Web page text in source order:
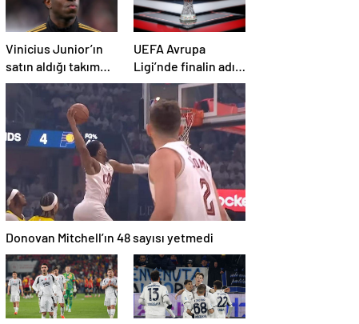
Vinicius Junior’ın
satın aldığı takım
şaşırttı
UEFA Avrupa
Ligi’nde finalin adı
belli oluyor
Donovan Mitchell’ın 48 sayısı yetmedi